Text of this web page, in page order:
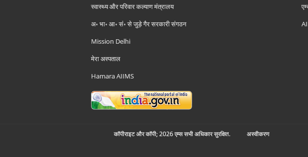
स्वास्थ्य और परिवार कल्याण मंत्रालय
अ॰ भा॰ आ॰ सं॰ से जुड़े गैर सरकारी संगठन
Mission Delhi
मेरा अस्पताल
Hamara AIIMS
कॉपीराइट और कॉपी; 2026 एम्स सभी अधिकार सुरक्षित. अस्‍वीकरण